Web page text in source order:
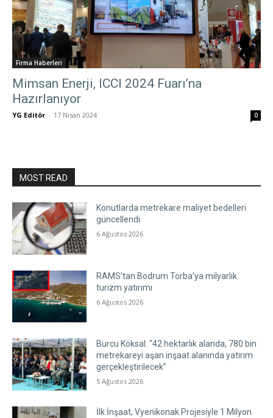
Firma Haberleri
Mimsan Enerji, ICCI 2024 Fuarı’na
Hazırlanıyor
YG Editör - 17 Nisan 2024 0
MOST READ
Konutlarda metrekare maliyet bedelleri
güncellendi
6 Ağustos 2026
RAMS’tan Bodrum Torba’ya milyarlık
turizm yatırımı
6 Ağustos 2026
Burcu Köksal: “42 hektarlık alanda, 780 bin
metrekareyi aşan inşaat alanında yatırım
gerçekleştirilecek”
5 Ağustos 2026
İlk İnşaat, Vyenikonak Projesiyle 1 Milyon